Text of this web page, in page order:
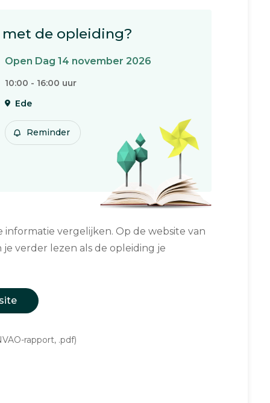
de opleiding?
Open Dag 14 november 2026
10:00 - 16:00 uur
Ede
Reminder
informatie vergelijken. Op de website van
verder lezen als de opleiding je
rapport, .pdf)